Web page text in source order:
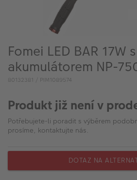
FOTO BAZAR
Akce a slevy
Fotoprodukty
Fomei LED BAR 17W s
akumulátorem NP-
80132381 / PIM1089574
Produkt již není v
Potřebujete-li poradit s výběrem
prosíme, kontaktujte nás.
DOTAZ NA